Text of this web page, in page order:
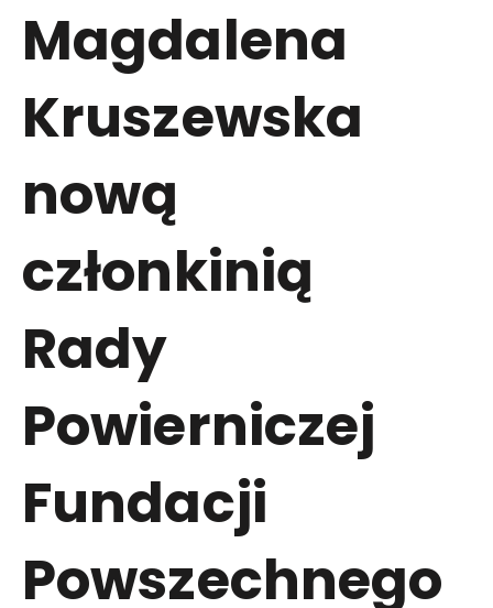
Magdalena
Kruszewska
nową
członkinią
Rady
Powierniczej
Fundacji
Powszechnego